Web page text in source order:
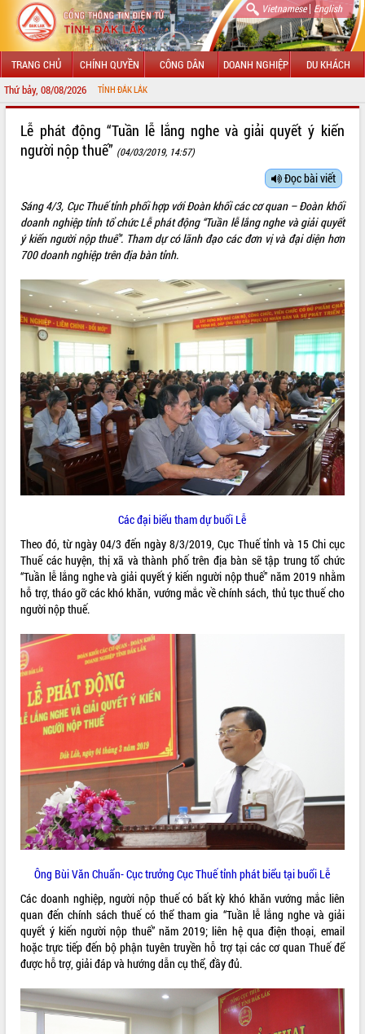
Vietnamese| English
TRANG CHỦ CHÍNH QUYỀN CÔNG DÂN DOANH NGHIỆP DU KHÁCH
Thứ bảy, 08/08/2026
GIỚI THIỆU
LÃNH ĐẠO UBND TỈNH
SỞ, BAN, NGÀNH
UBND CÁC XÃ, PHƯỜNG
THÔNG TIN CHỈ ĐẠO ĐIỀU HÀNH
HỆ THỐNG VĂN BẢN
VĂN BẢN HĐND TỈNH
ĐIỂM TIN VĂN BẢN
QUY HOẠCH - KẾ HOẠCH
Khám bệnh, cấp phát thuốc miễn phí
và tặng quà người dân xã Cư Pui
Hội nghị UBND tỉnh Đắk Lắk thường kỳ
tháng 7/2026
Lễ truy tặng danh hiệu “Bà Mẹ Việt
Nam Anh hùng” và trao Huân chương
Lễ phát động “Tuần lễ lắng nghe và giải quyết ý kiến
người nộp thuế” (04/03/2019, 14:57)
Đọc bài viết
Sáng 4/3, Cục Thuế tỉnh phối hợp với Đoàn khối các cơ quan – Đoàn khối
doanh nghiệp tỉnh tổ chức Lễ phát động “Tuần lễ lắng nghe và giải quyết
ý kiến người nộp thuế”. Tham dự có lãnh đạo các đơn vị và đại diện hơn
700 doanh nghiệp trên địa bàn tỉnh.
Các đại biểu tham dự buổi Lễ
Theo đó, từ ngày 04/3 đến ngày 8/3/2019, Cục Thuế tỉnh và 15 Chi cục
Thuế các huyện, thị xã và thành phố trên địa bàn sẽ tập trung tổ chức
“Tuần lễ lắng nghe và giải quyết ý kiến người nộp thuế” năm 2019 nhằm
hỗ trợ, tháo gỡ các khó khăn, vướng mắc về chính sách, thủ tục thuế cho
người nộp thuế.
Ông Bùi Văn Chuẩn- Cục trưởng Cục Thuế tỉnh phát biểu tại buổi Lễ
Các doanh nghiệp, người nộp thuế có bất kỳ khó khăn vướng mắc liên
quan đến chính sách thuế có thể tham gia “Tuần lễ lắng nghe và giải
quyết ý kiến người nộp thuế” năm 2019; liên hệ qua điện thoại, email
hoặc trực tiếp đến bộ phận tuyên truyền hỗ trợ tại các cơ quan Thuế để
được hỗ trợ, giải đáp và hướng dẫn cụ thể, đầy đủ.